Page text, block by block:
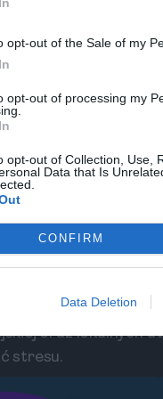
opt-out of the Sale of my
opt-out of processing my
opt-out of Collection, Use,
Data that Is
CONFIRM
Data Deletion
Wskaźnik
zawsze
Pamiętaj
uważnym.
szczególnie w
miejsca. Miej
i nie powinieneś
dobrze
w
oraz lokalnych
stresu.